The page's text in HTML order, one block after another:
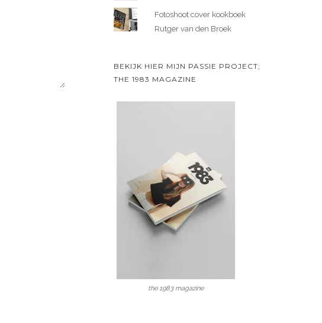
Fotoshoot cover kookboek
Rutger van den Broek
BEKIJK HIER MIJN PASSIE PROJECT;
THE 1983 MAGAZINE
the 1983 magazine